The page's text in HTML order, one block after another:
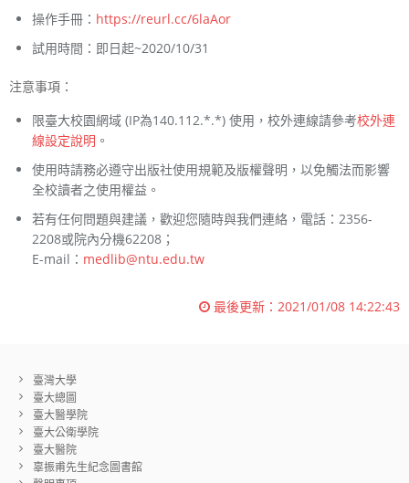
操作手冊： https://reurl.cc/6laAor
試用時間：即日起~2020/10/31
注意事項：
限臺大校園網域 (IP為140.112.*.*) 使用，校外連線請參考校外連
線設定說明 。
使用時請務必遵守出版社使用規範及版權聲明，以免觸法而影響
全校讀者之使用權益。
若有任何問題與建議，歡迎您隨時與我們連絡，電話：2356-
2208或院內分機62208；
E-mail： medlib@ntu.edu.tw
最後更新： 2021/01/08 14:22:43
臺灣大學
臺大總圖
臺大醫學院
臺大公衛學院
臺大醫院
辜振甫先生紀念圖書館